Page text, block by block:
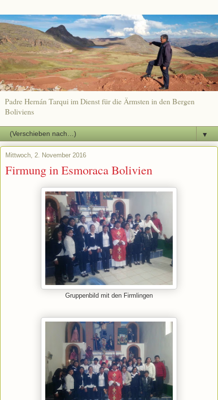
Padre Hernán Tarqui im Dienst für die Ärmsten in den Bergen
Boliviens
▼
Mittwoch, 2. November 2016
Firmung in Esmoraca Bolivien
Gruppenbild mit den Firmlingen